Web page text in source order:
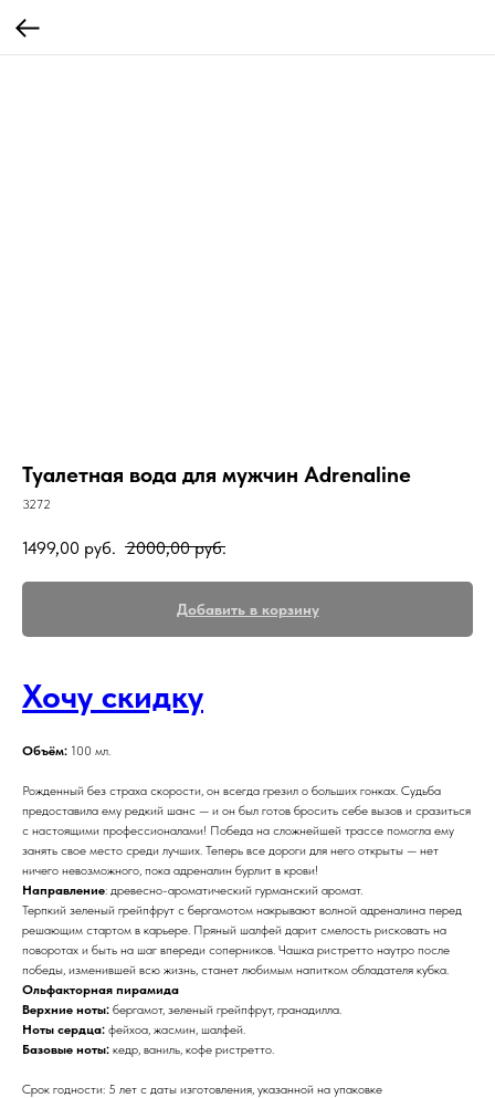
Туалетная вода для мужчин Adrenaline
3272
1499,00 руб. 2000,00 руб.
Добавить в корзину
Хочу скидку
Объём: 100 мл.
Рожденный без страха скорости, он всегда грезил о больших гонках. Судьба
предоставила ему редкий шанс — и он был готов бросить себе вызов и сразиться
с настоящими профессионалами! Победа на сложнейшей трассе помогла ему
занять свое место среди лучших. Теперь все дороги для него открыты — нет
ничего невозможного, пока адреналин бурлит в крови!
Направление: древесно-ароматический гурманский аромат.
Терпкий зеленый грейпфрут с бергамотом накрывают волной адреналина перед
решающим стартом в карьере. Пряный шалфей дарит смелость рисковать на
поворотах и быть на шаг впереди соперников. Чашка ристретто наутро после
победы, изменившей всю жизнь, станет любимым напитком обладателя кубка.
Ольфакторная пирамида
Верхние ноты: бергамот, зеленый грейпфрут, гранадилла.
Ноты сердца: фейхоа, жасмин, шалфей.
Базовые ноты: кедр, ваниль, кофе ристретто.
Срок годности: 5 лет с даты изготовления, указанной на упаковке